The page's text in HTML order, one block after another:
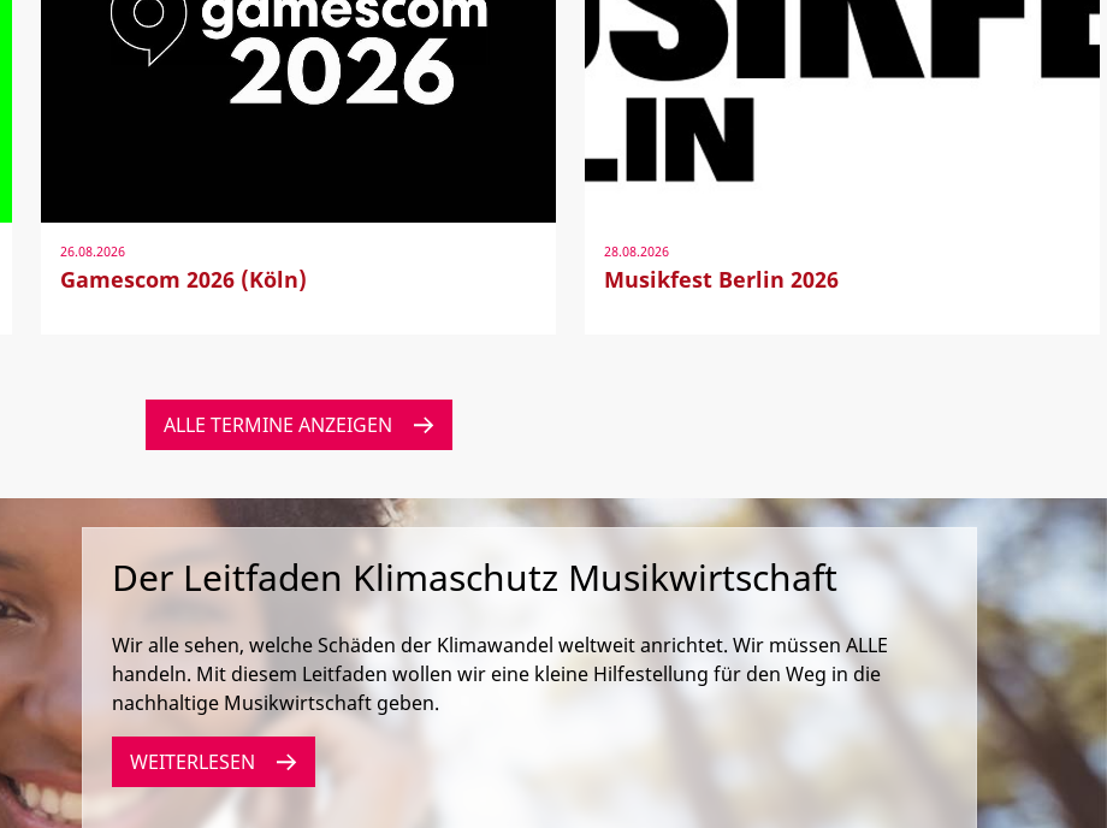
26.08.2026
Gamescom 2026 (Köln)
28.08.2026
Musikfest Berlin 2026
ALLE TERMINE ANZEIGEN
Der Leitfaden Klimaschutz Musikwirtschaft
Wir alle sehen, welche Schäden der Klimawandel weltweit anrichtet. Wir müssen ALLE
handeln. Mit diesem Leitfaden wollen wir eine kleine Hilfestellung für den Weg in die
nachhaltige Musikwirtschaft geben.
WEITERLESEN